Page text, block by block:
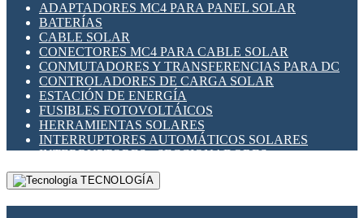
ADAPTADORES MC4 PARA PANEL SOLAR
BATERÍAS
CABLE SOLAR
CONECTORES MC4 PARA CABLE SOLAR
CONMUTADORES Y TRANSFERENCIAS PARA DC
CONTROLADORES DE CARGA SOLAR
ESTACIÓN DE ENERGÍA
FUSIBLES FOTOVOLTÁICOS
HERRAMIENTAS SOLARES
INTERRUPTORES AUTOMÁTICOS SOLARES
INTERRUPTORES - SECCIONADORES
FOTOVOLTÁICOS
MONTAJE PANEL SOLAR
TECNOLOGÍA